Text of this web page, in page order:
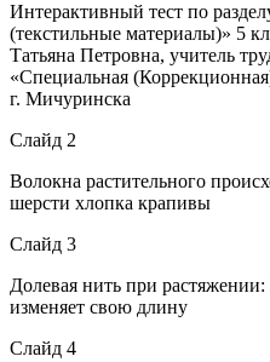
Интерактивный тест по
(текстильные материалы)» 5
Татьяна Петровна, учитель
«Специальная
г. Мичуринска
Слайд 2
Волокна растительного
шерсти хлопка крапивы
Слайд 3
Долевая нить при
изменяет свою длину
Слайд 4